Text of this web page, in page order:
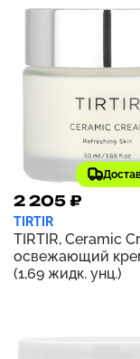
2 205 ₽
TIRTIR
TIRTIR, Ceramic
освежающий
(1,69 жидк. унц.)